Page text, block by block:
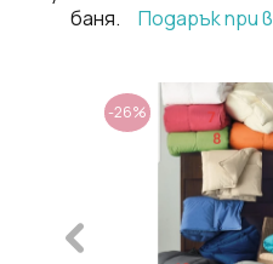
баня.
Подарък при
-26%